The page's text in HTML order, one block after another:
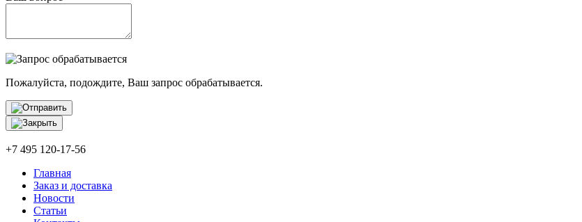
Пожалуйста, подождите, Ваш запрос обрабатывается.
+7 495 120-17-56
Главная
Заказ и доставка
Новости
Статьи